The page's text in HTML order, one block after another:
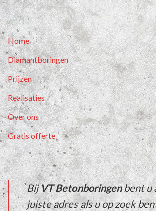
Home
Diamantboringen
Prijzen
Realisaties
Over ons
Gratis offerte
BijVT Betonboringenbent u
juiste adres als u op zoek